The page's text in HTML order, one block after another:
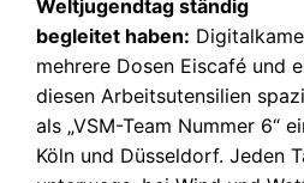
Weltjugendtag ständig
begleitet haben:
mehrere Dosen Eiscafé und
diesen Arbeitsutensilien
als „VSM-Team Nummer 6“
Köln und Düsseldorf. Jeden